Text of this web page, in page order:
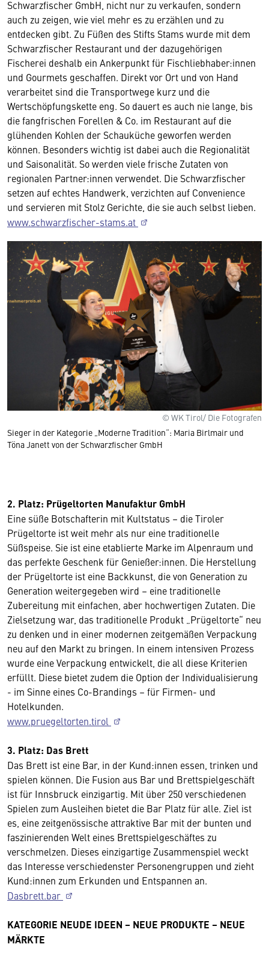
Schwarzfischer GmbH, nicht nur zu verkaufen, sondern
auch zu zeigen, wie viel mehr es zu erzählen und zu
entdecken gibt. Zu Füßen des Stifts Stams wurde mit dem
Schwarzfischer Restaurant und der dazugehörigen
Fischerei deshalb ein Ankerpunkt für Fischliebhaber:innen
und Gourmets geschaffen. Direkt vor Ort und von Hand
verarbeitet sind die Transportwege kurz und die
Wertschöpfungskette eng. So dauert es auch nie lange, bis
die fangfrischen Forellen & Co. im Restaurant auf die
glühenden Kohlen der Schauküche geworfen werden
können. Besonders wichtig ist dabei auch die Regionalität
und Saisonalität. So werden viele frische Zutaten von
regionalen Partner:innen verwendet. Die Schwarzfischer
setzen auf echtes Handwerk, verzichten auf Convenience
und servieren mit Stolz Gerichte, die sie auch selbst lieben.
www.schwarzfischer-stams.at
© WK Tirol/ Die Fotografen
Sieger in der Kategorie „Moderne Tradition“: Maria Birlmair und
Töna Janett von der Schwarzfischer GmbH
2. Platz: Prügeltorten Manufaktur GmbH
Eine süße Botschafterin mit Kultstatus – die Tiroler
Prügeltorte ist weit mehr als nur eine traditionelle
Süßspeise. Sie ist eine etablierte Marke im Alpenraum und
das perfekte Geschenk für Genießer:innen. Die Herstellung
der Prügeltorte ist eine Backkunst, die von Generation zu
Generation weitergegeben wird – eine traditionelle
Zubereitung mit einfachen, aber hochwertigen Zutaten. Die
Zielsetzung war, das traditionelle Produkt „Prügeltorte“ neu
zu denken und in einer modernen zeitgemäßen Verpackung
neu auf den Markt zu bringen. In einem intensiven Prozess
wurde eine Verpackung entwickelt, die all diese Kriterien
erfüllt. Diese bietet zudem die Option der Individualisierung
- im Sinne eines Co-Brandings – für Firmen- und
Hotelkunden.
www.pruegeltorten.tirol
3. Platz: Das Brett
Das Brett ist eine Bar, in der Kund:innen essen, trinken und
spielen können. Die Fusion aus Bar und Brettspielgeschäft
ist für Innsbruck einzigartig. Mit über 250 verschiedenen
Spielen zum Ausleihen bietet die Bar Platz für alle. Ziel ist
es, eine zeitgenössische attraktive Bar mit der bunten und
faszinierenden Welt eines Brettspielgeschäftes zu
verschmelzen. Dieses einzigartige Zusammenspiel weckt
das Interesse verschiedenster Personengruppen und zieht
Kund:innen zum Erkunden und Entspannen an.
Dasbrett.bar
KATEGORIE NEUDE IDEEN – NEUE PRODUKTE – NEUE
MÄRKTE